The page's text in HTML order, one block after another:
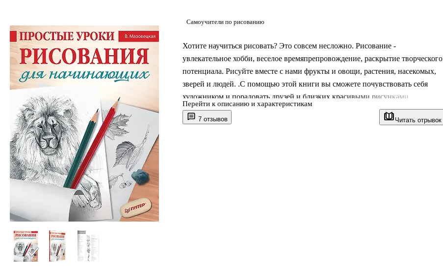
7 отзывов Читать отрывок
Самоучители по рисованию
Хотите научиться рисовать? Это совсем несложно. Рисование -
увлекательное хобби, веселое времяпрепровождение, раскрытие творческого
потенциала. Рисуйте вместе с нами фрукты и овощи, растения, насекомых,
зверей и людей. .С помощью этой книги вы сможете почувствовать себя
художником и порадовать друзей и близких красивыми рисунками. . . . .
Перейти к описанию и характеристикам